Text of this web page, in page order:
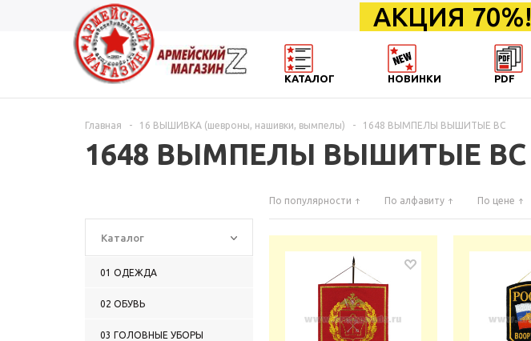
АКЦИЯ 70%!
КАТАЛОГ НОВИНКИ
PDF
Главная - 16 ВЫШИВКА (шевроны, нашивки, вымпелы) - 1648 ВЫМПЕЛЫ ВЫШИТЫЕ ВС
1648 ВЫМПЕЛЫ ВЫШИТЫЕ ВС
Каталог
01 ОДЕЖДА
02 ОБУВЬ
03 ГОЛОВНЫЕ УБОРЫ
По популярности По алфавиту По цене